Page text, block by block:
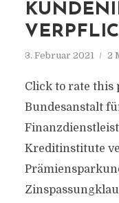
3. Februar 2021 2
Click to rate this
Bundesanstalt
Kreditinstitute